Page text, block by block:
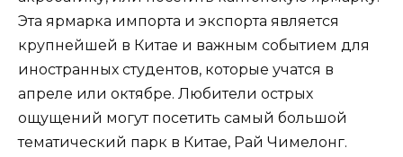
Эта ярмарка импорта и экспорта является
крупнейшей в Китае и важным событием для
иностранных студентов, которые учатся в
апреле или октябре. Любители острых
ощущений могут посетить самый большой
тематический парк в Китае, Рай Чимелонг.